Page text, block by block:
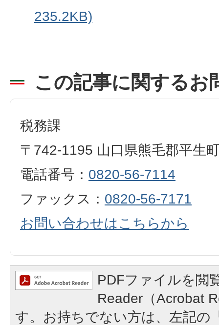
235.2KB)
この記事に関するお
税務課
〒742-1195 山口県熊毛郡平生
電話番号： 0820-56-7114
ファックス： 0820-56-7171
お問い合わせはこちらから
PDFファイルを閲
Reader（Acrobat
す。お持ちでない方は、左記の